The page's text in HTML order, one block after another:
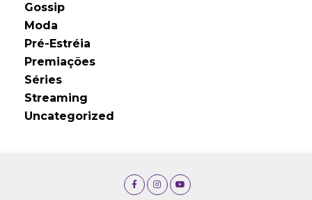
Gossip
Moda
Pré-Estréia
Premiações
Séries
Streaming
Uncategorized